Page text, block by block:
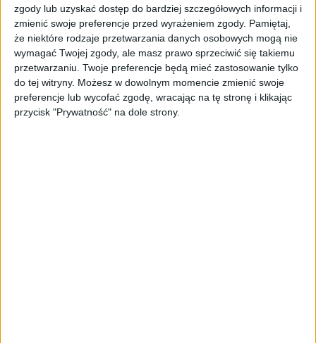
zgody lub uzyskać dostęp do bardziej szczegółowych informacji i
zmienić swoje preferencje przed wyrażeniem zgody. Pamiętaj,
że niektóre rodzaje przetwarzania danych osobowych mogą nie
wymagać Twojej zgody, ale masz prawo sprzeciwić się takiemu
przetwarzaniu. Twoje preferencje będą mieć zastosowanie tylko
do tej witryny. Możesz w dowolnym momencie zmienić swoje
preferencje lub wycofać zgodę, wracając na tę stronę i klikając
przycisk "Prywatność" na dole strony.